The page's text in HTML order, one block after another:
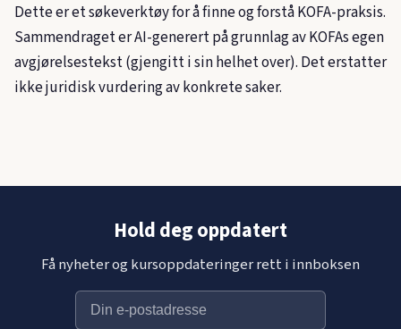
Dette er et søkeverktøy for å finne og forstå KOFA-praksis.
Sammendraget er AI-generert på grunnlag av KOFAs egen
avgjørelsestekst (gjengitt i sin helhet over). Det erstatter
ikke juridisk vurdering av konkrete saker.
Hold deg oppdatert
Få nyheter og kursoppdateringer rett i innboksen